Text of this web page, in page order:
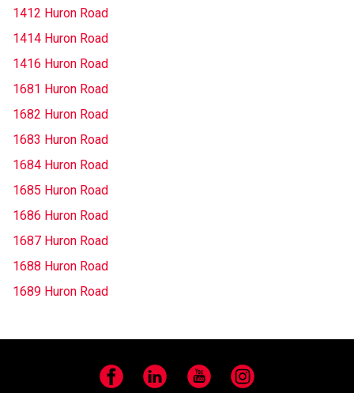
1412 Huron Road
1414 Huron Road
1416 Huron Road
1681 Huron Road
1682 Huron Road
1683 Huron Road
1684 Huron Road
1685 Huron Road
1686 Huron Road
1687 Huron Road
1688 Huron Road
1689 Huron Road
Facebook LinkedIn YouTube Instagram